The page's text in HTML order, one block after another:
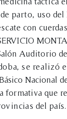
parto, uso
con
Auditorio
se realizó
Nacional
formativa que
del país.